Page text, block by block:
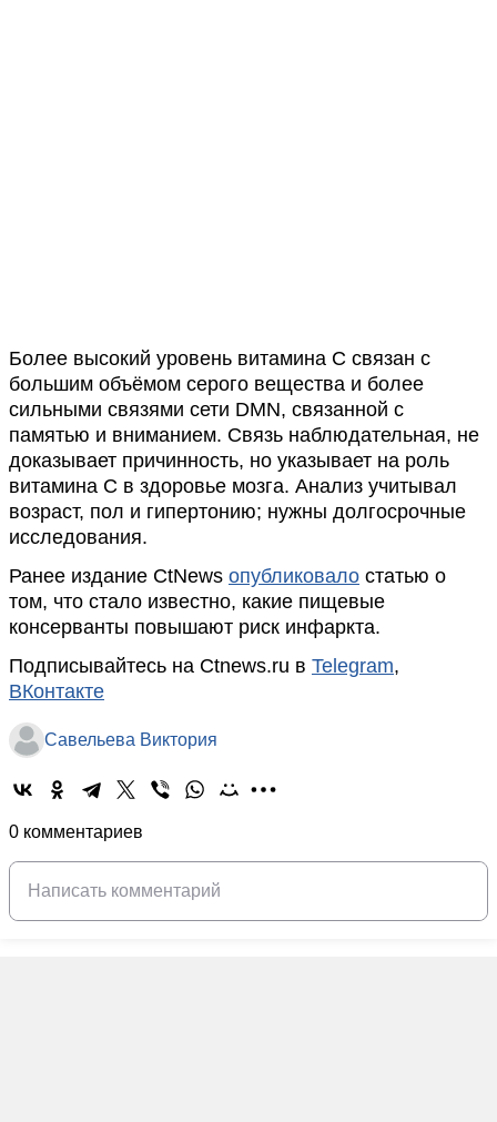
Более высокий уровень витамина C связан с
большим объёмом серого вещества и более
сильными связями сети DMN, связанной с
памятью и вниманием. Связь наблюдательная, не
доказывает причинность, но указывает на роль
витамина C в здоровье мозга. Анализ учитывал
возраст, пол и гипертонию; нужны долгосрочные
исследования.
Ранее издание CtNews опубликовало статью о
том, что стало известно, какие пищевые
консерванты повышают риск инфаркта.
Подписывайтесь на Ctnews.ru в Telegram,
ВКонтакте
Савельева Виктория
0 комментариев